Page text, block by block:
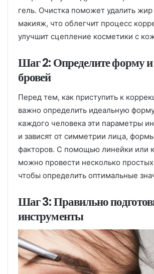
гель. Очистка поможет удалить
макияж, что облегчит процесс
улучшит сцепление косметики с
Шаг 2: Определите форму
бровей
Перед тем, как приступить к
важно определить идеальную
каждого человека эти параметры
и зависят от симметрии лица,
факторов. С помощью линейки или
можно провести несколько
чтобы определить оптимальные
Шаг 3: Правильно
инструменты